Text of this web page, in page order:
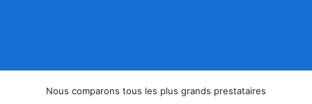
Nous comparons tous les plus grands prestataires